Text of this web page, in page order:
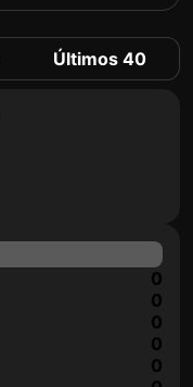
Últimos 40
0
0
0
0
0